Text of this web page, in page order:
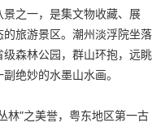
之一，是集文物收藏、展
旅游景区。潮州淡浮院坐落
森林公园，群山环抱，远眺
绝妙的水墨山水画。
林”之美誉，粤东地区第一古